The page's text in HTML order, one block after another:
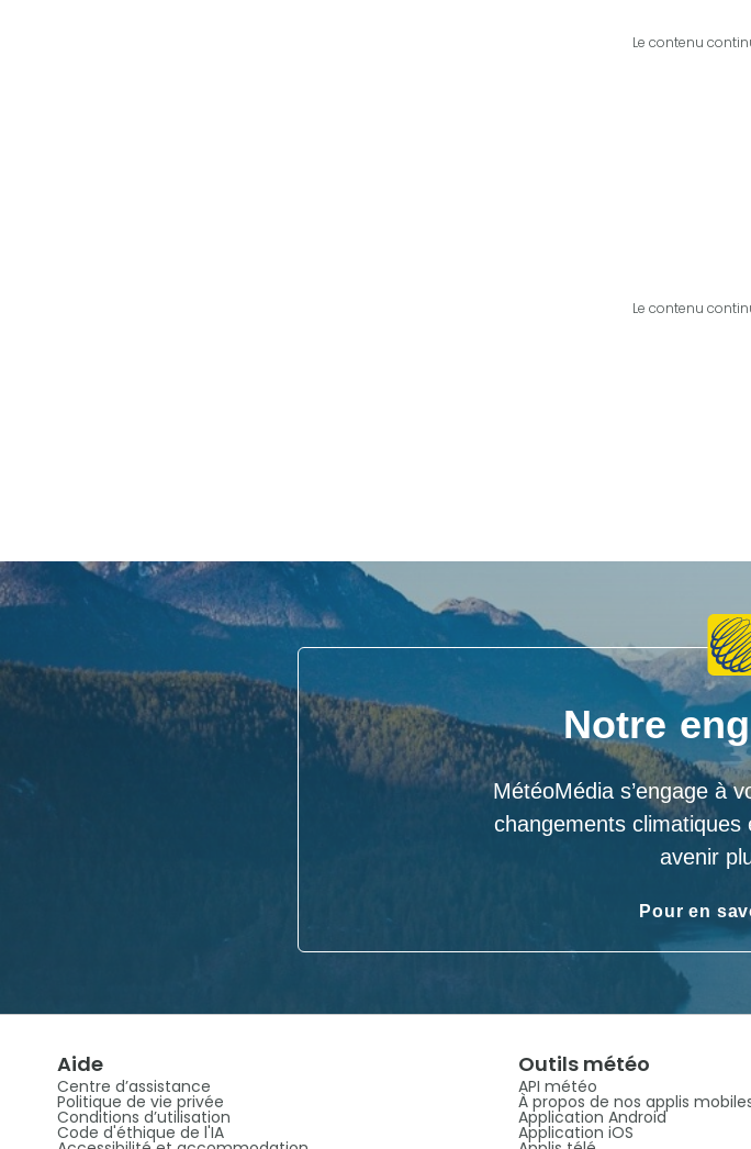
Le contenu
Le contenu
Notre
MétéoMédia s’engage à
changements
avenir
Pour en
Aide
Centre d’assistance
Politique de vie privée
Conditions d’utilisation
Code d'éthique de l'IA
Outils météo
API météo
À propos de nos applis
Application Android
Application iOS